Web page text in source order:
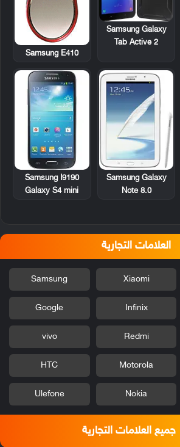
Samsung Galaxy
Tab Active 2
Samsung E410
Samsung Galaxy
Note 8.0
Samsung I9190
Galaxy S4 mini
العلامات التجارية
Xiaomi
Samsung
Infinix
Google
Redmi
vivo
Motorola
HTC
Nokia
Ulefone
جميع العلامات التجارية